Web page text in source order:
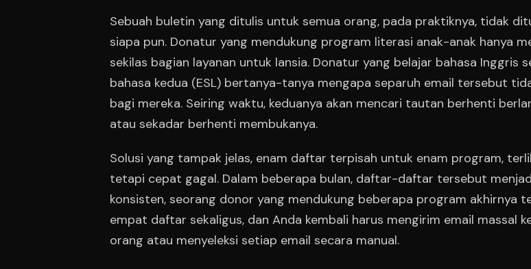
Sebuah buletin yang ditulis untuk semua orang, pada praktiknya, tidak
siapa pun. Donatur yang mendukung program literasi anak-anak hanya
sekilas bagian layanan untuk lansia. Donatur yang belajar bahasa Inggris
bahasa kedua (ESL) bertanya-tanya mengapa separuh email tersebut
bagi mereka. Seiring waktu, keduanya akan mencari tautan berhenti
atau sekadar berhenti membukanya.
Solusi yang tampak jelas, enam daftar terpisah untuk enam program,
tetapi cepat gagal. Dalam beberapa bulan, daftar-daftar tersebut
konsisten, seorang donor yang mendukung beberapa program akhirnya
empat daftar sekaligus, dan Anda kembali harus mengirim email massal
orang atau menyeleksi setiap email secara manual.